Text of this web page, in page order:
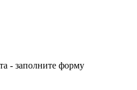
- заполните форму